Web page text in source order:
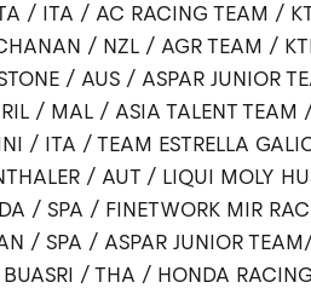
/ ITA / AC RACING TEAM /
/ NZL / AGR TEAM /
/ AUS / ASPAR JUNIOR
/ MAL / ASIA TALENT
/ ITA / TEAM ESTRELLA
/ AUT / LIQUI MOLY
/ SPA / FINETWORK MIR
/ SPA / ASPAR JUNIOR
/ THA / HONDA